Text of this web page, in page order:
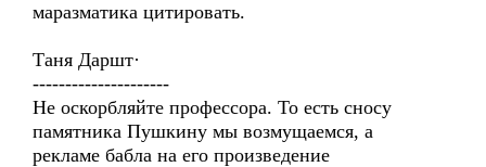
маразматика цитировать.
Таня Даршт·
---------------------
Не оскорбляйте профессора. То есть сносу
памятника Пушкину мы возмущаемся, а
рекламе бабла на его произведение